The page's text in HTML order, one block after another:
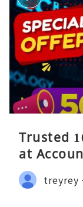
Trusted
at
treyrey